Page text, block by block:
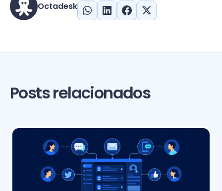
Octadesk
Posts relacionados